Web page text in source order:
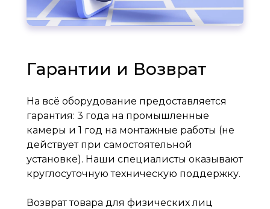
Гарантии и Возврат
На всё оборудование предоставляется
гарантия: 3 года на промышленные
камеры и 1 год на монтажные работы (не
действует при самостоятельной
установке). Наши специалисты оказывают
круглосуточную техническую поддержку.
Возврат товара для физических лиц